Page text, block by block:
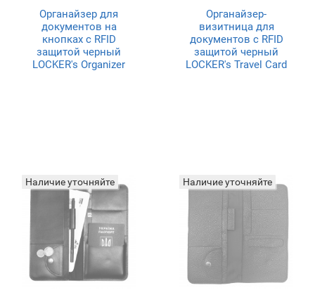
Органайзер для
документов на
кнопках с RFID
защитой черный
LOCKER's Organizer
Органайзер-
визитница для
документов с RFID
защитой черный
LOCKER's Travel Card
Наличие уточняйте Наличие уточняйте